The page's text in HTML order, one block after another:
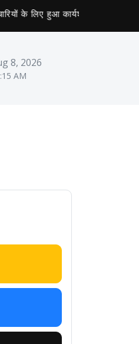
लिए हुआ कार्यशाला का आयोजन
8, 2026
AM